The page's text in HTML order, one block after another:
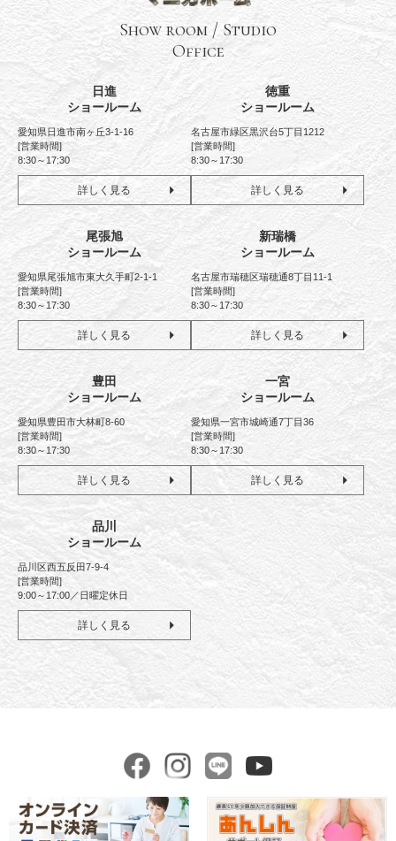
Show room / Studio
Office
日進
ショールーム
愛知県日進市南ヶ丘3-1-16
[営業時間]
8:30～17:30
詳しく見る
徳重
ショールーム
名古屋市緑区黒沢台5丁目1212
[営業時間]
8:30～17:30
詳しく見る
尾張旭
ショールーム
愛知県尾張旭市東大久手町2-1-1
[営業時間]
8:30～17:30
詳しく見る
新瑞橋
ショールーム
名古屋市瑞穂区瑞穂通8丁目11-1
[営業時間]
8:30～17:30
詳しく見る
豊田
ショールーム
愛知県豊田市大林町8-60
[営業時間]
8:30～17:30
詳しく見る
一宮
ショールーム
愛知県一宮市城崎通7丁目36
[営業時間]
8:30～17:30
詳しく見る
品川
ショールーム
品川区西五反田7-9-4
[営業時間]
9:00～17:00／日曜定休日
詳しく見る